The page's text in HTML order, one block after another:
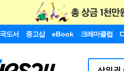
도서 중고샵 eBook 크레마클럽